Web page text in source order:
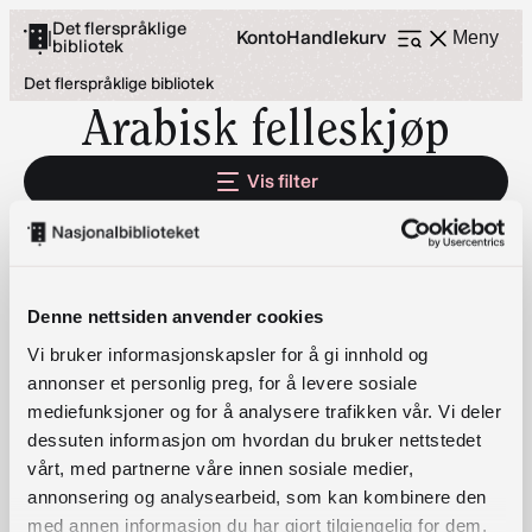
Denne nettsiden anvender cookies
Vi bruker informasjonskapsler for å gi innhold og
annonser et personlig preg, for å levere sosiale
mediefunksjoner og for å analysere trafikken vår. Vi deler
dessuten informasjon om hvordan du bruker nettstedet
vårt, med partnerne våre innen sosiale medier,
annonsering og analysearbeid, som kan kombinere den
med annen informasjon du har gjort tilgjengelig for dem,
Hopp
innhold
|Det flerspråklige
bibliotek
KontoHandlekurv Meny
Åpne
Det flerspråklige bibliotek
Arabisk felleskjøp
Vis filter
2 RESULTS
Arabiske barnebøker
Velg alternativ